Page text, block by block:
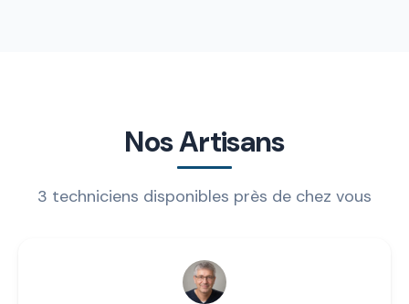
Nos Artisans
3 techniciens disponibles près de chez vous